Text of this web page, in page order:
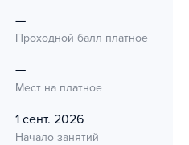
—
Проходной балл платное
—
Мест на платное
1 сент. 2026
Начало занятий